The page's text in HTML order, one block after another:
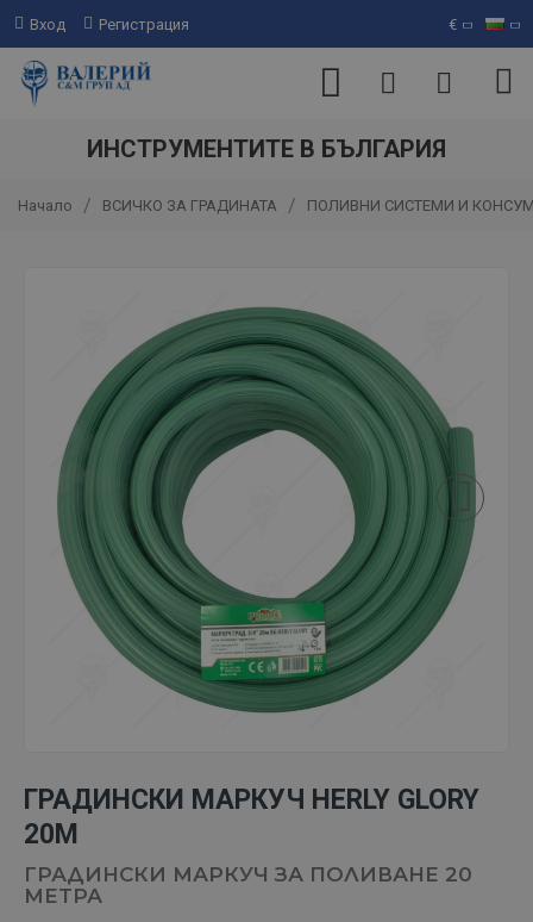
Вход Регистрация €
ИНСТРУМЕНТИТЕ В БЪЛГАРИЯ
Начало ВСИЧКО ЗА ГРАДИНАТА ПОЛИВНИ СИСТЕМИ И
ГРАДИНСКИ МАРКУЧ HERLY GLORY
20М
ГРАДИНСКИ МАРКУЧ ЗА ПОЛИВАНЕ 20
МЕТРА